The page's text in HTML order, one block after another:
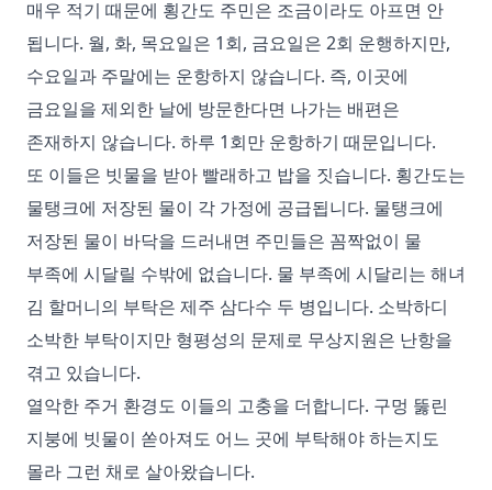
매우 적기 때문에 횡간도 주민은 조금이라도 아프면 안
됩니다. 월, 화, 목요일은 1회, 금요일은 2회 운행하지만,
수요일과 주말에는 운항하지 않습니다. 즉, 이곳에
금요일을 제외한 날에 방문한다면 나가는 배편은
존재하지 않습니다. 하루 1회만 운항하기 때문입니다.
또 이들은 빗물을 받아 빨래하고 밥을 짓습니다. 횡간도는
물탱크에 저장된 물이 각 가정에 공급됩니다. 물탱크에
저장된 물이 바닥을 드러내면 주민들은 꼼짝없이 물
부족에 시달릴 수밖에 없습니다. 물 부족에 시달리는 해녀
김 할머니의 부탁은 제주 삼다수 두 병입니다. 소박하디
소박한 부탁이지만 형평성의 문제로 무상지원은 난항을
겪고 있습니다.
열악한 주거 환경도 이들의 고충을 더합니다. 구멍 뚫린
지붕에 빗물이 쏟아져도 어느 곳에 부탁해야 하는지도
몰라 그런 채로 살아왔습니다.